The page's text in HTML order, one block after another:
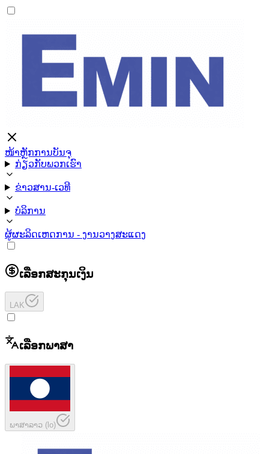
ໜ້າຫຼັກການບັນຈຸ
ກ່ຽວກັບພວກເຮົາ
ຂ່າວສານ-ເວທີ
ບໍລິການ
ຜູ້ຜະລິດເຫດການ - ງານວາງສະແດງ
ເລືອກສະກຸນເງິນ
LAK
ເລືອກພາສາ
ພາສາລາວ (lo)